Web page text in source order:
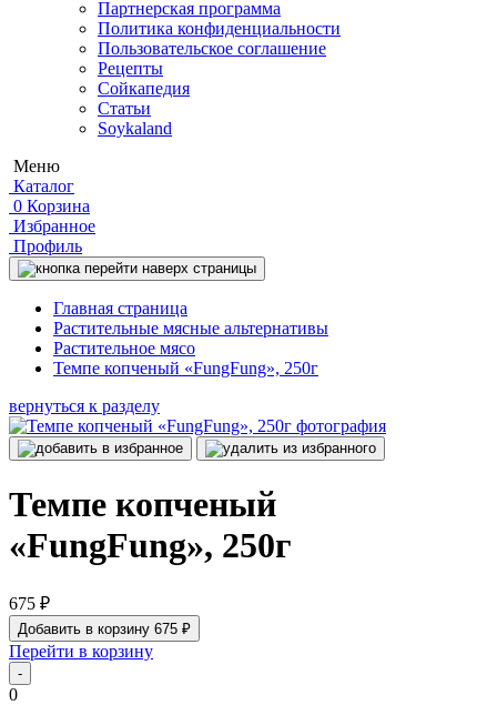
Партнерская программа
Политика конфиденциальности
Пользовательское соглашение
Рецепты
Сойкапедия
Статьи
Soykaland
Меню
Каталог
0 Корзина
Избранное
Профиль
Главная страница
Растительные мясные альтернативы
Растительное мясо
Темпе копченый «FungFung», 250г
вернуться к разделу
Темпе копченый
«FungFung», 250г
675 ₽
Добавить в корзину 675 ₽
Перейти в корзину
-
0